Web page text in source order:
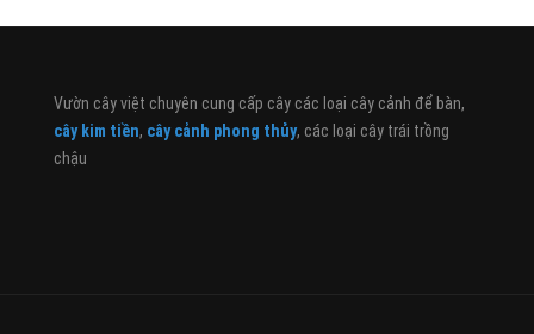
Vườn cây việt chuyên cung cấp cây các loại cây cảnh để bàn,
cây kim tiền, cây cảnh phong thủy, các loại cây trái trồng
chậu